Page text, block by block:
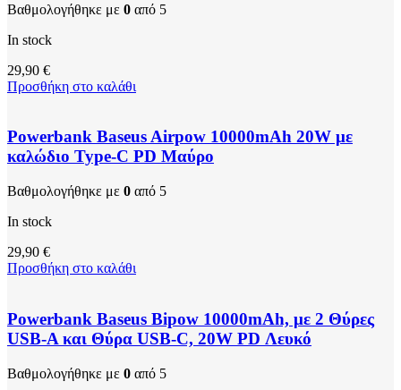
Βαθμολογήθηκε με 0 από 5
In stock
29,90 €
Προσθήκη στο καλάθι
Powerbank Baseus Airpow 10000mAh 20W με
καλώδιο Type-C PD Μαύρο
Βαθμολογήθηκε με 0 από 5
In stock
29,90 €
Προσθήκη στο καλάθι
Powerbank Baseus Bipow 10000mAh, με 2 Θύρες
USB-A και Θύρα USB-C, 20W PD Λευκό
Βαθμολογήθηκε με 0 από 5